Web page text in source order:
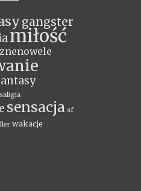
gangster
miłość
saligia
sensacja sf
wakacje